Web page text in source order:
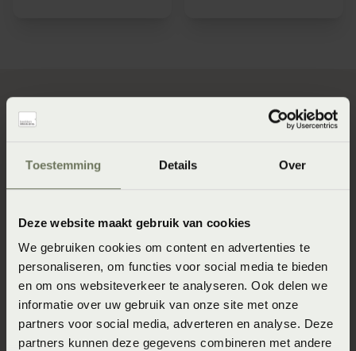
Toestemming Details Over
Deze website maakt gebruik van cookies
We gebruiken cookies om content en advertenties te
personaliseren, om functies voor social media te bieden
en om ons websiteverkeer te analyseren. Ook delen we
informatie over uw gebruik van onze site met onze
partners voor social media, adverteren en analyse. Deze
partners kunnen deze gegevens combineren met andere
Hoe weet je of je nu al goed
ligt?
Als je wilt weten of je momenteel wel goed ligt maak
dan gebruik van onze SlaapSelfie service. Maak een foto
van jouw lighouding en krijg advies van onze
SlaapFysiotherapeut Hidde Hulshof over jouw
lighouding en tips hoe je deze zou kunnen verbeteren.
Lees hier meer over de SlaapSelfie.